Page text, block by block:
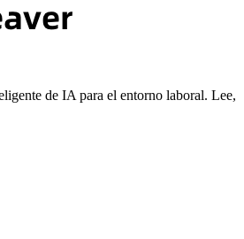
de IA para el entorno laboral.